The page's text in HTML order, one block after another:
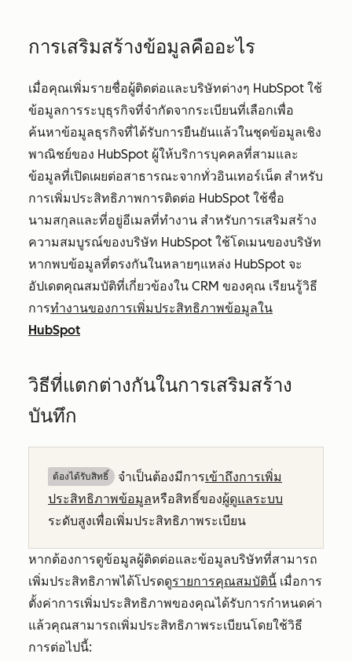
การเสริมสร้างข้อมูลคืออะไร
เมื่อคุณเพิ่มรายชื่อผู้ติดต่อและบริษัทต่างๆ HubSpot ใช้
ข้อมูลการระบุธุรกิจที่จำกัดจากระเบียนที่เลือกเพื่อ
ค้นหาข้อมูลธุรกิจที่ได้รับการยืนยันแล้วในชุดข้อมูลเชิง
พาณิชย์ของ HubSpot ผู้ให้บริการบุคคลที่สามและ
ข้อมูลที่เปิดเผยต่อสาธารณะจากทั่วอินเทอร์เน็ต สำหรับ
การเพิ่มประสิทธิภาพการติดต่อ HubSpot ใช้ชื่อ
นามสกุลและที่อยู่อีเมลที่ทำงาน สำหรับการเสริมสร้าง
ความสมบูรณ์ของบริษัท HubSpot ใช้โดเมนของบริษัท
หากพบข้อมูลที่ตรงกันในหลายๆแหล่ง HubSpot จะ
อัปเดตคุณสมบัติที่เกี่ยวข้องใน CRM ของคุณ เรียนรู้วิธี
การทำงานของการเพิ่มประสิทธิภาพข้อมูลใน
HubSpot
วิธีที่แตกต่างกันในการเสริมสร้าง
บันทึก
ต้องได้รับสิทธิ์​ จำเป็นต้องมีการเข้าถึงการเพิ่ม
ประสิทธิภาพข้อมูลหรือสิทธิ์ของผู้ดูแลระบบ
ระดับสูงเพื่อเพิ่มประสิทธิภาพระเบียน
หากต้องการดูข้อมูลผู้ติดต่อและข้อมูลบริษัทที่สามารถ
เพิ่มประสิทธิภาพได้โปรดดูรายการคุณสมบัตินี้ เมื่อการ
ตั้งค่าการเพิ่มประสิทธิภาพของคุณได้รับการกำหนดค่า
แล้วคุณสามารถเพิ่มประสิทธิภาพระเบียนโดยใช้วิธี
การต่อไปนี้: